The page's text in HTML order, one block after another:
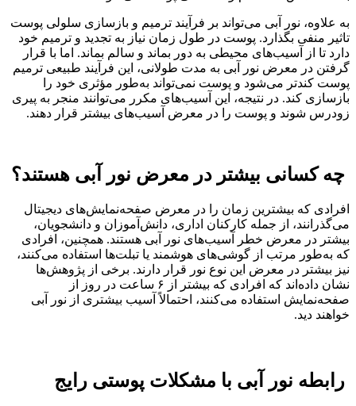
به علاوه، نور آبی می‌تواند بر فرآیند ترمیم و بازسازی سلولی پوست
تاثیر منفی بگذارد. پوست در طول زمان نیاز به تجدید و ترمیم خود
دارد تا از آسیب‌های محیطی به دور بماند و سالم بماند. اما با قرار
گرفتن در معرض نور آبی به مدت طولانی، این فرآیند طبیعی ترمیم
پوست کندتر می‌شود و پوست نمی‌تواند به‌طور مؤثری خود را
بازسازی کند. در نتیجه، این آسیب‌های مکرر می‌توانند منجر به پیری
زودرس شوند و پوست را در معرض آسیب‌های بیشتر قرار دهند.
چه کسانی بیشتر در معرض نور آبی هستند؟
افرادی که بیشترین زمان را در معرض صفحه‌نمایش‌های دیجیتال
می‌گذرانند، از جمله کارکنان اداری، دانش‌آموزان و دانشجویان،
بیشتر در معرض خطر آسیب‌های نور آبی هستند. همچنین، افرادی
که به‌طور مرتب از گوشی‌های هوشمند یا تبلت‌ها استفاده می‌کنند،
نیز بیشتر در معرض این نوع نور قرار دارند. برخی از پژوهش‌ها
نشان داده‌اند که افرادی که بیشتر از ۶ ساعت در روز از
صفحه‌نمایش استفاده می‌کنند، احتمالاً آسیب بیشتری از نور آبی
خواهند دید.
رابطه نور آبی با مشکلات پوستی رایج